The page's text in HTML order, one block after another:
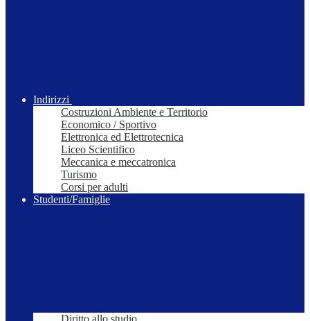
Indirizzi
Costruzioni Ambiente e Territorio
Economico / Sportivo
Elettronica ed Elettrotecnica
Liceo Scientifico
Meccanica e meccatronica
Turismo
Corsi per adulti
Studenti/Famiglie